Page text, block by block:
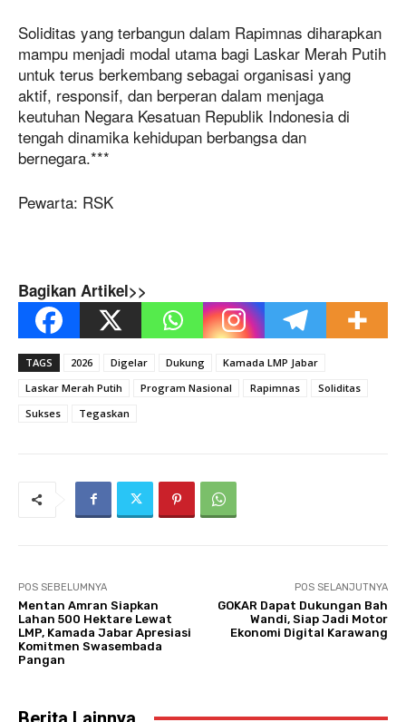
Soliditas yang terbangun dalam Rapimnas diharapkan
mampu menjadi modal utama bagi Laskar Merah Putih
untuk terus berkembang sebagai organisasi yang
aktif, responsif, dan berperan dalam menjaga
keutuhan Negara Kesatuan Republik Indonesia di
tengah dinamika kehidupan berbangsa dan
bernegara.***
Pewarta: RSK
Bagikan Artikel>>
TAGS 2026 Digelar Dukung
Kamada LMP Jabar
Laskar Merah Putih
Program Nasional Rapimnas
Soliditas
Sukses
Tegaskan
POS SEBELUMNYA
Mentan Amran Siapkan
Lahan 500 Hektare Lewat
LMP, Kamada Jabar Apresiasi
Komitmen Swasembada
Pangan
POS SELANJUTNYA
GOKAR Dapat Dukungan Bah
Wandi, Siap Jadi Motor
Ekonomi Digital Karawang